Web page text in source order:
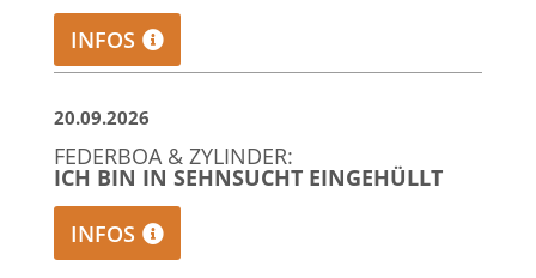
INFOS
20.09.2026
FEDERBOA & ZYLINDER:
ICH BIN IN SEHNSUCHT EINGEHÜLLT
INFOS